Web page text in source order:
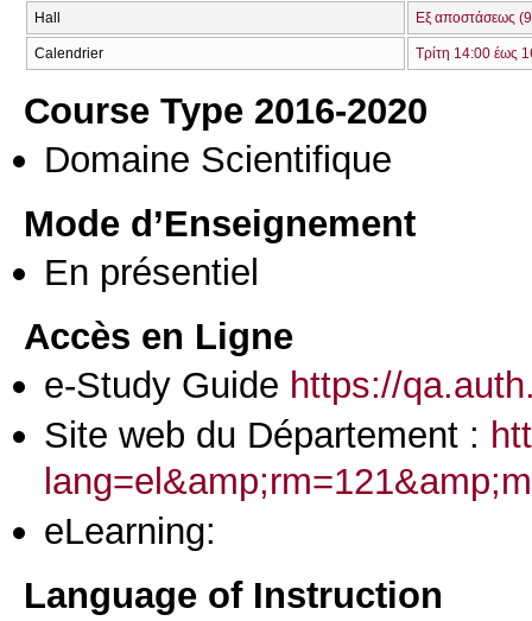
Hall Εξ αποστάσεως
Calendrier Τρίτη 14:00 έως
Course Type 2016-2020
Domaine Scientifique
Mode d’Enseignement
En présentiel
Accès en Ligne
e-Study Guide https://
Site web du Département :
eLearning:
Language of Instruction